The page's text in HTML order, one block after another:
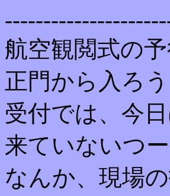
航空観閲式の
正門から入ろ
受付では、今
来ていないつー
なんか、現場